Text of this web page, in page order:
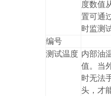
度数值
置可通
时监测
编号
测试温度 内部油
值。当
时无法
头，才